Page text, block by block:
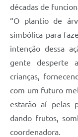
décadas de
“O plantio de
simbólica para
intenção dessa
gente desperte
crianças,
com um futuro
estarão aí pelas
dando frutos,
coordenadora.